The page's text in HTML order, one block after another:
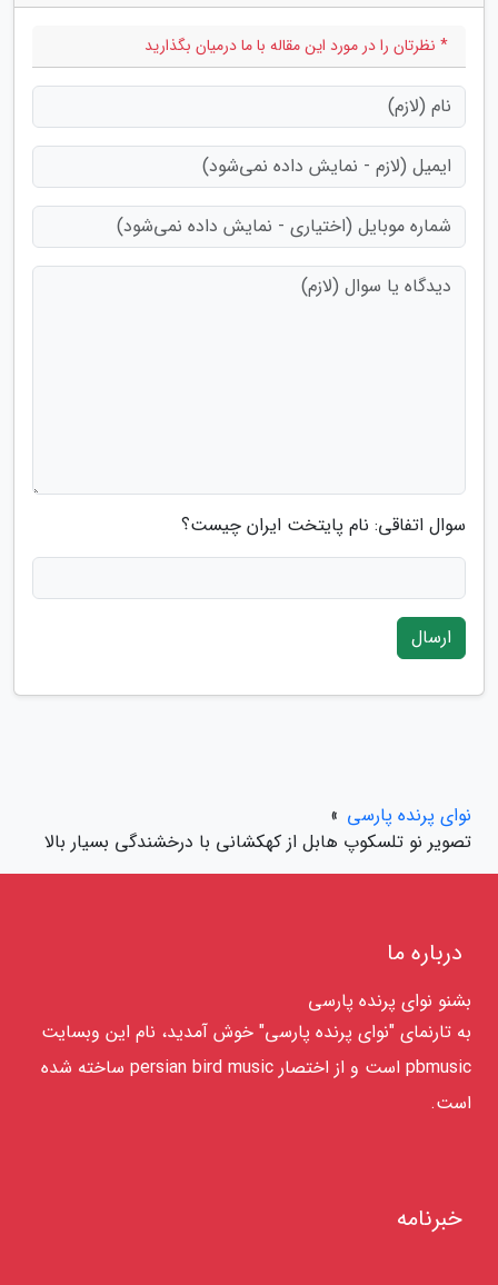
* نظرتان را در مورد این مقاله با ما درمیان بگذارید
سوال اتفاقی: نام پایتخت ایران چیست؟
ارسال
نوای پرنده پارسی »
تصویر نو تلسکوپ هابل از کهکشانی با درخشندگی بسیار بالا
درباره ما
بشنو نوای پرنده پارسی
به تارنمای "نوای پرنده پارسی" خوش آمدید، نام این وبسایت
pbmusic است و از اختصار persian bird music ساخته شده
است.
خبرنامه